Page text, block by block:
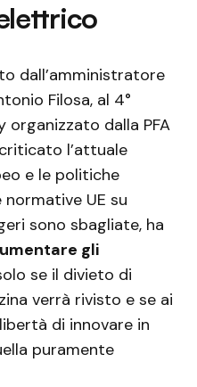
dall’amministratore
Filosa, al 4°
dalla PFA
l’attuale
e le politiche
normative UE su
sono sbagliate, ha
gli
se il divieto di
verrà rivisto e se ai
di innovare in
puramente